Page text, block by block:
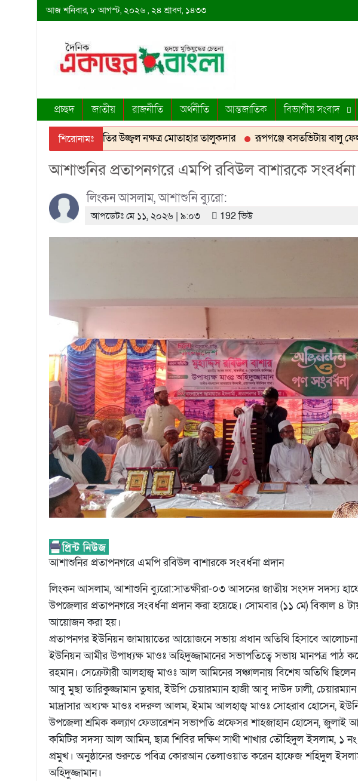
আজশনিবার, ৮ আগস্ট, ২০২৬ , ২৪ শ্রাবণ, ১৪৩৩
প্রচ্ছদ জাতীয় রাজনীতি অর্থনীতি আন্তজাতিক বিভাগীয় সংবাদ
শিরোনামঃ
মতি ছিলেন রাজনীতির উজ্জ্বল নক্ষত্র মোতাহার তালুকদার রূপগঞ্জে বসতভিটায় বালু ফেলার
আশাশুনির প্রতাপনগরে এমপি রবিউল বাশারকে সংবর্ধনা
লিংকন আসলাম, আশাশুনি ব্যুরো:
আপডেটঃ মে ১১, ২০২৬ | ৯:০৩ 192 ভিউ
আশাশুনির প্রতাপনগরে এমপি রবিউল বাশারকে সংবর্ধনা প্রদান
লিংকন আসলাম, আশাশুনি ব্যুরো:সাতক্ষীরা-০৩ আসনের জাতীয় সংসদ সদস্য
উপজেলার প্রতাপনগরে সংবর্ধনা প্রদান করা হয়েছে। সোমবার (১১ মে) বিকাল ৪
আয়োজন করা হয়।
প্রতাপনগর ইউনিয়ন জামায়াতের আয়োজনে সভায় প্রধান অতিথি হিসাবে আলোচনা
ইউনিয়ন আমীর উপাধ্যক্ষ মাওঃ অহিদুজ্জামানের সভাপতিত্বে সভায় মানপত্র পাঠ
রহমান। সেক্রেটারী আলহাজ্ব মাওঃ আল আমিনের সঞ্চালনায় বিশেষ অতিথি
আবু মুছা তারিকুজ্জামান তুষার, ইউপি চেয়ারম্যান হাজী আবু দাউদ ঢালী,
মাদ্রাসার অধ্যক্ষ মাওঃ বদরুল আলম, ইমাম আলহাজ্ব মাওঃ সোহরাব হোসেন,
উপজেলা শ্রমিক কল্যাণ ফেডারেশন সভাপতি প্রফেসর শাহজাহান হোসেন, জুলাই
কমিটির সদস্য আল আমিন, ছাত্র শিবির দক্ষিণ সাথী শাখার তৌহিদুল ইসলাম, ১
প্রমুখ। অনুষ্ঠানের শুরুতে পবিত্র কোরআন তেলাওয়াত করেন হাফেজ শহিদুল
অহিদুজ্জামান।